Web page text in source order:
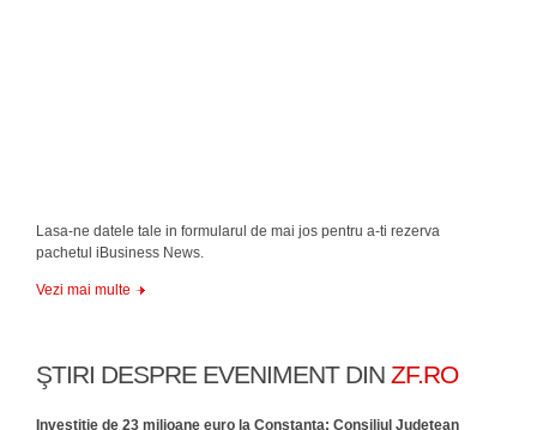
Lasa-ne datele tale in formularul de mai jos pentru a-ti rezerva
pachetul iBusiness News.
Vezi mai multe
ŞTIRI DESPRE EVENIMENT DIN ZF.RO
Investiţie de 23 milioane euro la Constanţa: Consiliul Judeţean